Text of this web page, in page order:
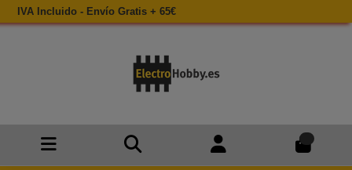
IVA Incluido - Envío Gratis + 65€